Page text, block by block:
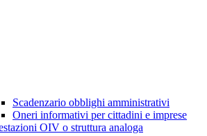
Scadenzario obblighi amministrativi
Oneri informativi per cittadini e imprese
OIV o struttura analoga